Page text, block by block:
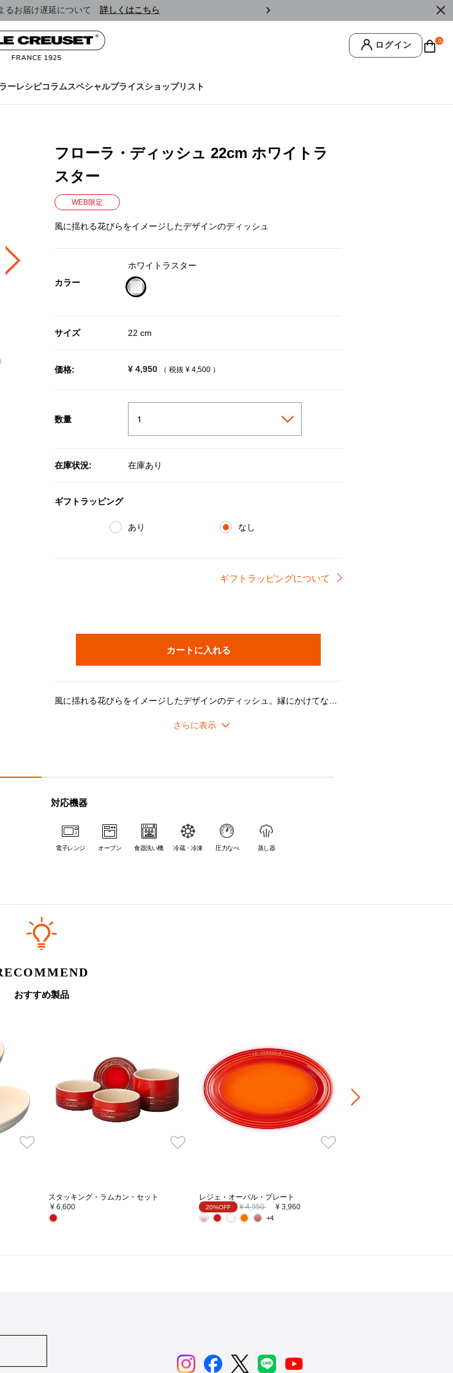
るお届け遅延について 詳しくはこちら ￥
ログイン 0
ーレシピコラムスペシャルプライスショップリスト
フローラ・ディッシュ 22cm ホワイトラ
スター
WEB限定
風に揺れる花びらをイメージしたデザインのディッシュ
カラー
ホワイトラスター
サイズ 22 cm
価格: ¥ 4,950 （ 税抜 ¥ 4,500 ）
数量
在庫状況: 在庫あり
ギフトラッピング
あり なし
ギフトラッピングについて
カートに入れる
対応機器
電子レンジ オーブン 食器洗い機 冷蔵・冷凍 圧力なべ 蒸し器
おすすめ製品
スタッキング・ラムカン・セット
¥ 6,600
レジェ・オーバル・プレート
20%OFF Price reduced from
¥ 4,950to ¥ 3,960
+4